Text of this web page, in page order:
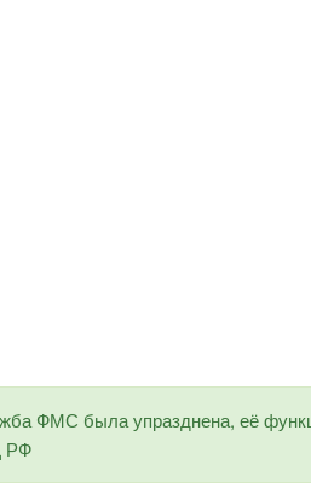
ФМС была упразднена, её
РФ